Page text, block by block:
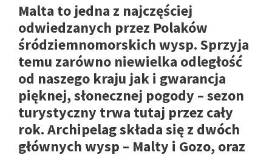
Malta to jedna z najczęściej
odwiedzanych przez Polaków
śródziemnomorskich wysp. Sprzyja
temu zarówno niewielka odległość
od naszego kraju jak i gwarancja
pięknej, słonecznej pogody – sezon
turystyczny trwa tutaj przez cały
rok. Archipelag składa się z dwóch
głównych wysp – Malty i Gozo, oraz